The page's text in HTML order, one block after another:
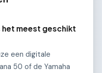
meest geschikt
een digitale
50 of de Yamaha